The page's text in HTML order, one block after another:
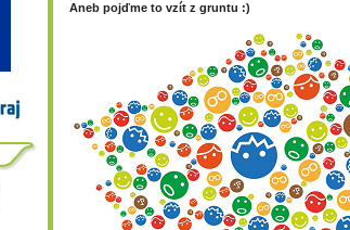
Aneb pojďme to vzít z gruntu :)